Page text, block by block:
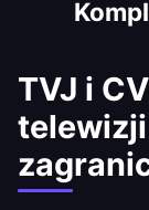
TVJ i